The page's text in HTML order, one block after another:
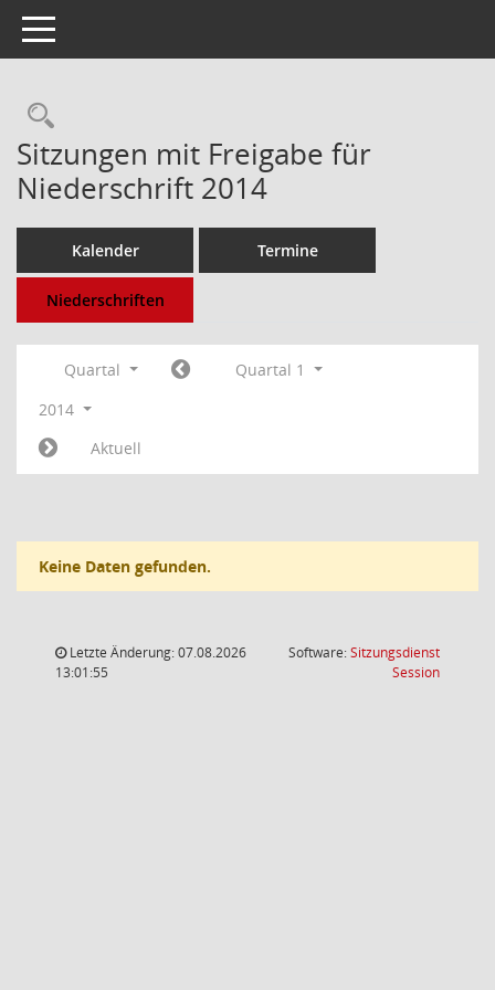
Toggle navigation
Rechercheauswahl
Sitzungen mit Freigabe für
Niederschrift 2014
Kalender Termine
Niederschriften
Quartal
Quartal 1
2014
Aktuell
Keine Daten gefunden.
Letzte Änderung: 07.08.2026
13:01:55
Software:Sitzungsdienst
Session(Wird in